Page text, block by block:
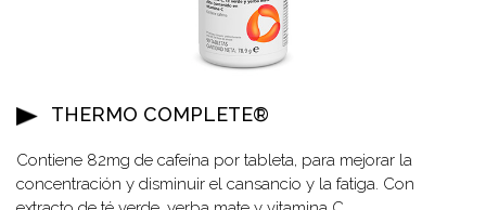
THERMO COMPLETE®
Contiene 82mg de cafeína por tableta, para mejorar la
concentración y disminuir el cansancio y la fatiga. Con